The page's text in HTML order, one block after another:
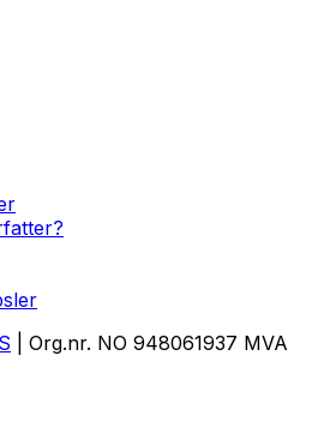
| Org.nr. NO 948061937 MVA